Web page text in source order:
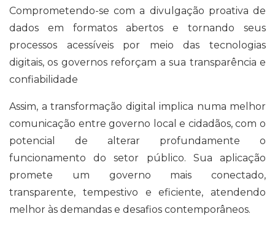
Comprometendo-se com a divulgação proativa de
dados em formatos abertos e tornando seus
processos acessíveis por meio das tecnologias
digitais, os governos reforçam a sua transparência e
confiabilidade
Assim, a transformação digital implica numa melhor
comunicação entre governo local e cidadãos, com o
potencial de alterar profundamente o
funcionamento do setor público. Sua aplicação
promete um governo mais conectado,
transparente, tempestivo e eficiente, atendendo
melhor às demandas e desafios contemporâneos.